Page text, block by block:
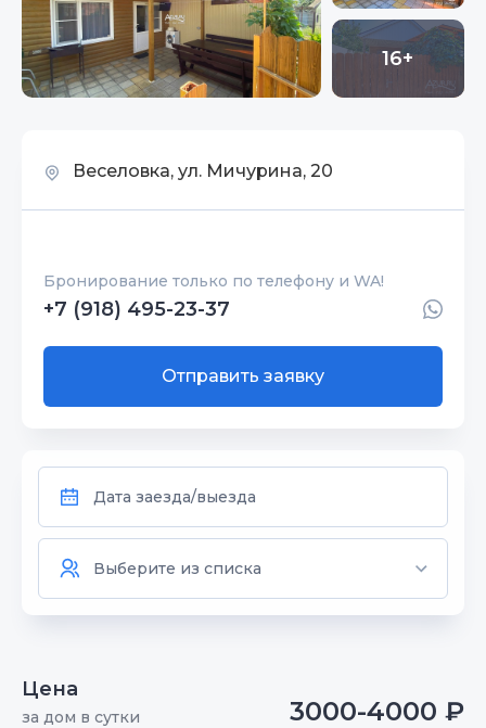
16+
Веселовка, ул. Мичурина, 20
Бронирование только по телефону и WA!
+7 (918) 495-23-37
Отправить заявку
Цена
за дом в сутки 3000-4000 ₽